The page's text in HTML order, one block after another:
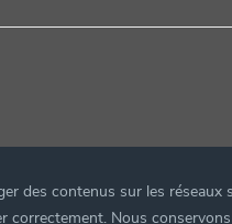
des contenus sur les réseaux
correctement. Nous